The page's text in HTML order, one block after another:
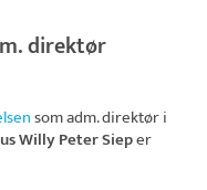
direktør
som adm. direktør i
Willy Peter Sieper